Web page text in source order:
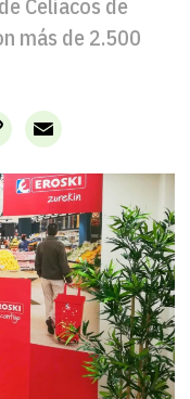
Celíacos de
más de 2.500
Copy
Link
Email